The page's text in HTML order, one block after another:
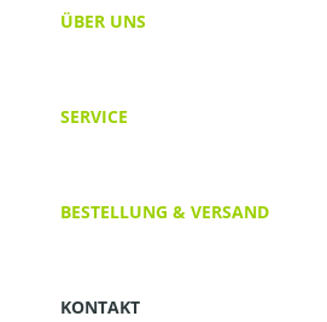
ÜBER UNS
SERVICE
BESTELLUNG & VERSAND
KONTAKT